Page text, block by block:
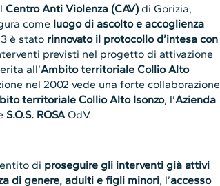
Centro Anti Violenza (CAV)di Gorizia,
come luogo di ascolto e accoglienza
è stato rinnovato il protocollo d’intesa con
previsti nel progetto di attivazione
all’Ambito territoriale Collio Alto
nel 2002 vede una forte collaborazione
territoriale Collio Alto Isonzo, l’Azienda
S.O.S. ROSAOdV.
di proseguire gli interventi già attivi
di genere, adulti e figli minori, l’accesso